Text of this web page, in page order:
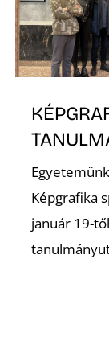
Képgrafika
január 19-